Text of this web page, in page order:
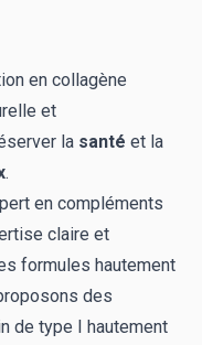
en collagène
et
la santé et la
.
en compléments
claire et
formules hautement
des
de type I hautement